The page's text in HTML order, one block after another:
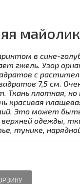
в сине-
гжель. Узор
с
7,5 см.
Ткань плотная,
красивая
Это может
одежды,
тунике,